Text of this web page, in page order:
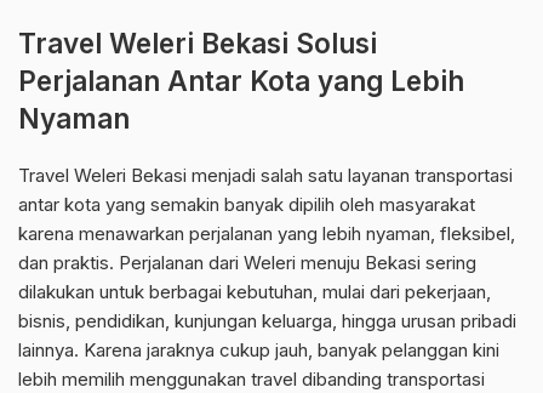
Travel Weleri Bekasi Solusi
Perjalanan Antar Kota yang Lebih
Nyaman
Travel Weleri Bekasi menjadi salah satu layanan transportasi
antar kota yang semakin banyak dipilih oleh masyarakat
karena menawarkan perjalanan yang lebih nyaman, fleksibel,
dan praktis. Perjalanan dari Weleri menuju Bekasi sering
dilakukan untuk berbagai kebutuhan, mulai dari pekerjaan,
bisnis, pendidikan, kunjungan keluarga, hingga urusan pribadi
lainnya. Karena jaraknya cukup jauh, banyak pelanggan kini
lebih memilih menggunakan travel dibanding transportasi